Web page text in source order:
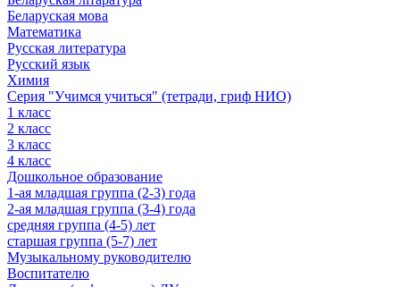
Беларуская мова
Математика
Русская литература
Русский язык
Химия
Серия "Учимся учиться" (тетради, гриф НИО)
1 класс
2 класс
3 класс
4 класс
Дошкольное образование
1-ая младшая группа (2-3) года
2-ая младшая группа (3-4) года
средняя группа (4-5) лет
старшая группа (5-7) лет
Музыкальному руководителю
Воспитателю